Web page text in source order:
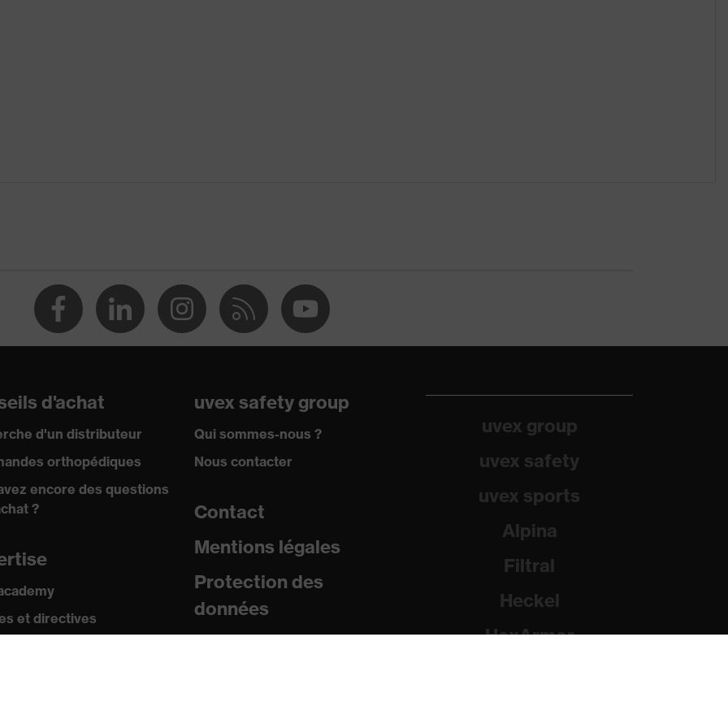
d'achat
d'un distributeur
orthopédiques
encore des questions
?
et directives
uvex safety group
Qui sommes-nous ?
Nous contacter
Contact
Mentions légales
Protection des
données
uvex group
uvex safety
uvex sports
Alpina
Filtral
Heckel
HexArmor